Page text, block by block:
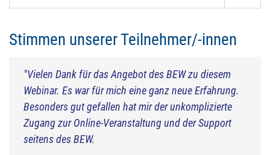
Stimmen unserer Teilnehmer/-innen
"Vielen Dank für das Angebot des BEW zu diesem
Webinar. Es war für mich eine ganz neue Erfahrung.
Besonders gut gefallen hat mir der unkomplizierte
Zugang zur Online-Veranstaltung und der Support
seitens des BEW.